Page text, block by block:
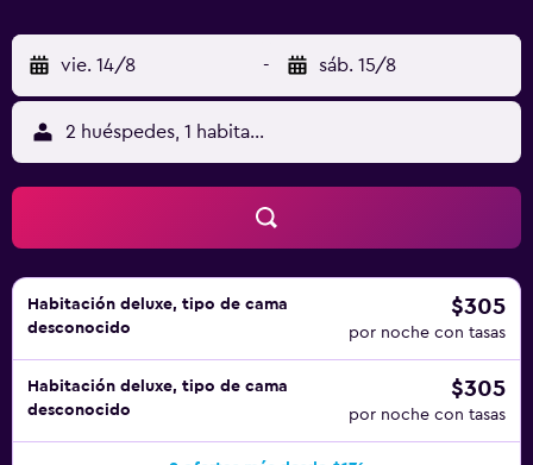
alrededores, como esquí y ciclismo. Paso de Sella está a
37 km del alojamiento, y Saslong está a 37 km.
vie. 14/8 - sáb. 15/8
2 huéspedes, 1 habitación
Habitación deluxe, tipo de cama
desconocido
$305
por noche con tasas
Habitación deluxe, tipo de cama
desconocido
$305
por noche con tasas